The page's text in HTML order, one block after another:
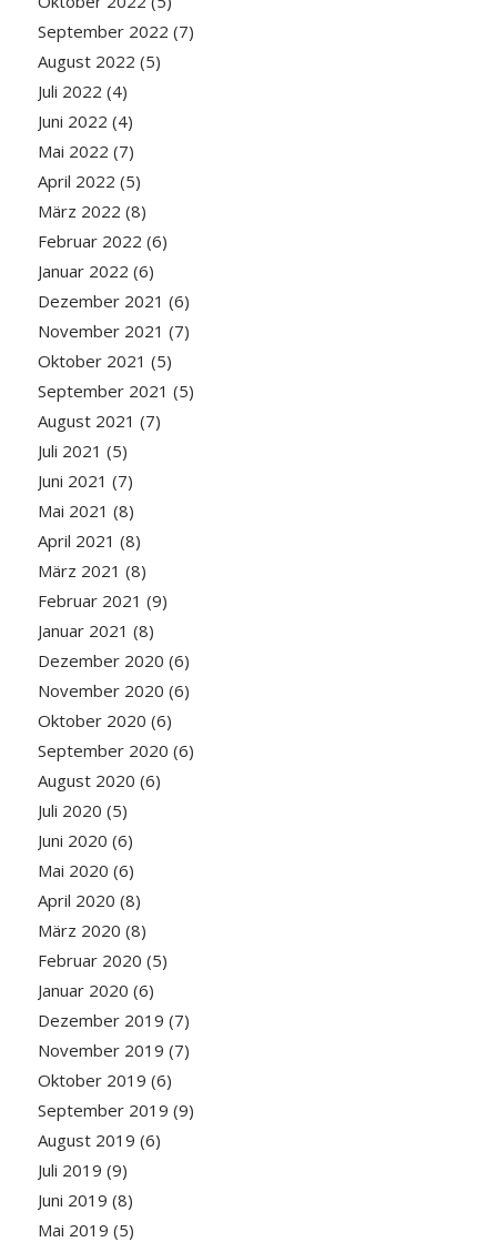
September 2022 (7)
August 2022 (5)
Juli 2022 (4)
Juni 2022 (4)
Mai 2022 (7)
April 2022 (5)
März 2022 (8)
Februar 2022 (6)
Januar 2022 (6)
Dezember 2021 (6)
November 2021 (7)
Oktober 2021 (5)
September 2021 (5)
August 2021 (7)
Juli 2021 (5)
Juni 2021 (7)
Mai 2021 (8)
April 2021 (8)
März 2021 (8)
Februar 2021 (9)
Januar 2021 (8)
Dezember 2020 (6)
November 2020 (6)
Oktober 2020 (6)
September 2020 (6)
August 2020 (6)
Juli 2020 (5)
Juni 2020 (6)
Mai 2020 (6)
April 2020 (8)
März 2020 (8)
Februar 2020 (5)
Januar 2020 (6)
Dezember 2019 (7)
November 2019 (7)
Oktober 2019 (6)
September 2019 (9)
August 2019 (6)
Juli 2019 (9)
Juni 2019 (8)
Mai 2019 (5)